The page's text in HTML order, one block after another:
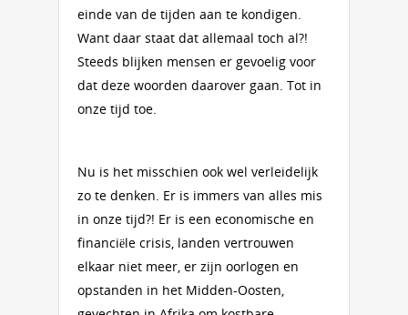
einde van de tijden aan te kondigen.
Want daar staat dat allemaal toch al?!
Steeds blijken mensen er gevoelig voor
dat deze woorden daarover gaan. Tot in
onze tijd toe.
Nu is het misschien ook wel verleidelijk
zo te denken. Er is immers van alles mis
in onze tijd?! Er is een economische en
financiële crisis, landen vertrouwen
elkaar niet meer, er zijn oorlogen en
opstanden in het Midden-Oosten,